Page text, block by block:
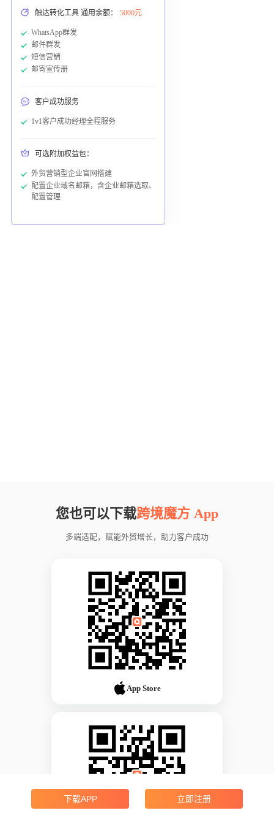
触达转化工具 通用余额： 5000元
WhatsApp群发
邮件群发
短信营销
邮寄宣传册
客户成功服务
1v1客户成功经理全程服务
可选附加权益包：
外贸营销型企业官网搭建
配置企业域名邮箱，含企业邮箱选取、
配置管理
您也可以下载跨境魔方 App
多端适配，赋能外贸增长，助力客户成功
App Store
下载APP 立即注册